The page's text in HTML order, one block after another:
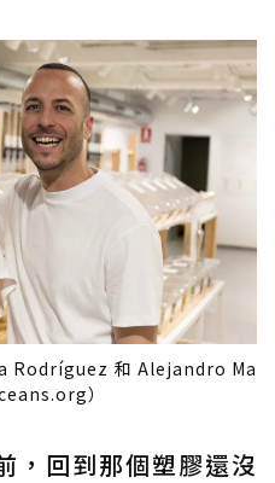
Rodríguez 和 Alejandro Ma
）
，回到那個塑膠還沒